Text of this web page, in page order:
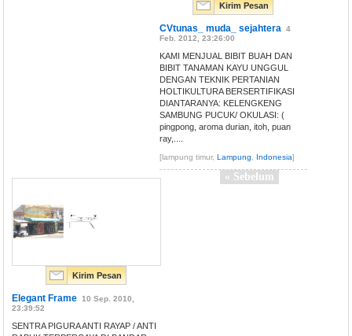
Kirim Pesan
CVtunas_ muda_ sejahtera 4
Feb. 2012, 23:26:00
KAMI MENJUAL BIBIT BUAH DAN
BIBIT TANAMAN KAYU UNGGUL
DENGAN TEKNIK PERTANIAN
HOLTIKULTURA BERSERTIFIKASI
DIANTARANYA: KELENGKENG
SAMBUNG PUCUK/ OKULASI: (
pingpong, aroma durian, itoh, puan
ray,....
[lampung timur,Lampung Indonesia]
Kirim Pesan
Elegant Frame 10 Sep. 2010,
23:39:52
SENTRA PIGURA ANTI RAYAP / ANTI
« Sebelum